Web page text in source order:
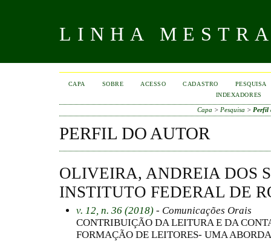
LINHA
CAPA SOBRE ACESSO CADASTRO
PESQUISA
INDEXADORES
Capa > Pesquisa > Perfil
PERFIL DO AUTOR
OLIVEIRA, ANDREIA DOS
INSTITUTO FEDERAL DE
v. 12, n. 36 (2018) - Comunicações Orais
CONTRIBUIÇÃO DA LEITURA E DA
FORMAÇÃO DE LEITORES- UMA